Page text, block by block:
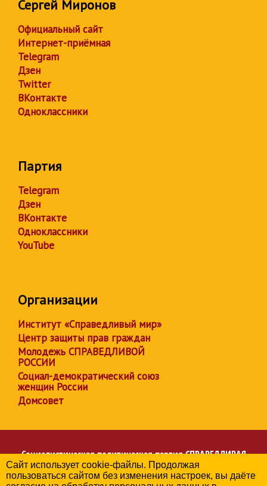
Сергей Миронов
Официальный сайт
Интернет-приёмная
Telegram
Дзен
Twitter
ВКонтакте
Одноклассники
Партия
Telegram
Дзен
ВКонтакте
Одноклассники
YouTube
Организации
Институт «Справедливый мир»
Центр защиты прав граждан
Молодежь СПРАВЕДЛИВОЙ
РОССИИ
Социал-демократический союз
женщин России
Домсовет
Социалистическая политическая партияСПРАВЕДЛИВАЯ
РОССИЯ
Региональное отделение партии в Республике Мордовия
Сайт использует cookie-файлы. Продолжая
пользоваться сайтом без изменения настроек, вы даёте